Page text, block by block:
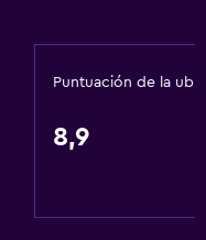
Puntuación de la
8,9